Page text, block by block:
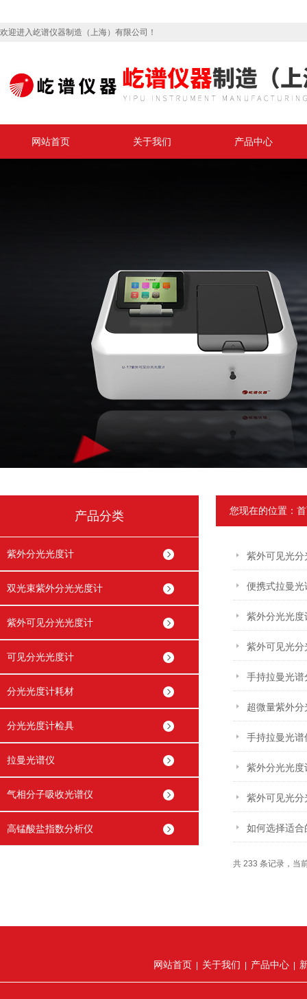
欢迎进入屹谱仪器制造（上海）有限公司！
网站首页 关于我们 产品中心
产品分类
紫外分光光度计
双光束紫外分光光度计
紫外可见分光光度计
可见分光光度计
分光光度计耗材
分光光度计检具
拉曼光谱仪
气相分子吸收光谱仪
高锰酸盐指数分析仪
您现在的位置：
紫外可见光
便携式拉曼
紫外分光光
紫外可见光
手持拉曼光
超微量紫外
手持拉曼光
紫外分光光
紫外可见光
如何选择适
共 233 条记录，当
网站首页 关于我们 产品中心|